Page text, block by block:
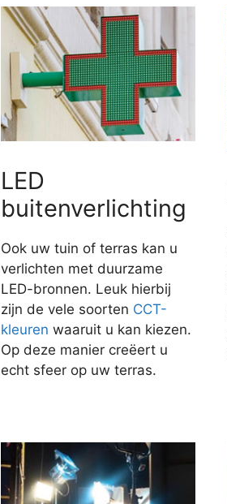
LED
buitenverlichting
Ook uw tuin of terras kan u
verlichten met duurzame
LED-bronnen. Leuk hierbij
zijn de vele soorten CCT-
kleuren waaruit u kan kiezen.
Op deze manier creëert u
echt sfeer op uw terras.